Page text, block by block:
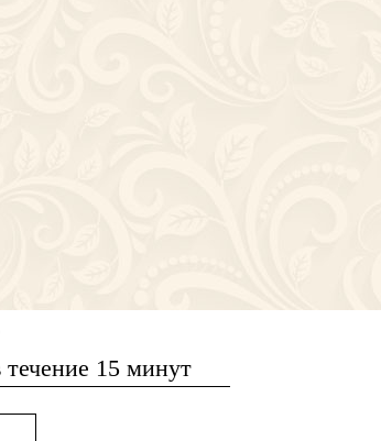
15 минут